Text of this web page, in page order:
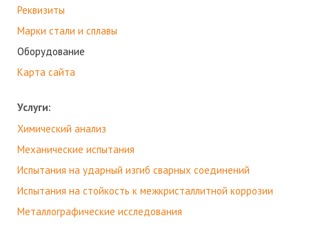
Реквизиты
Марки стали и сплавы
Оборудование
Карта сайта
Услуги:
Химический анализ
Механические испытания
Испытания на ударный изгиб сварных соединений
Испытания на стойкость к межкристаллитной коррозии
Металлографические исследования